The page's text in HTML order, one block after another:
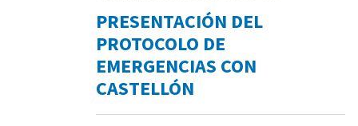
PRESENTACIÓN DEL
PROTOCOLO DE
EMERGENCIAS CON
CASTELLÓN